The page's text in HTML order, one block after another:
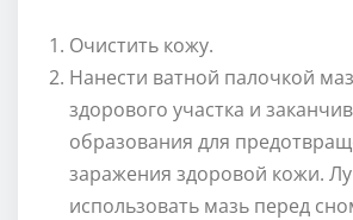
Очистить кожу.
Нанести ватной палочкой
здорового участка и
образования для
заражения здоровой кожи.
использовать мазь перед